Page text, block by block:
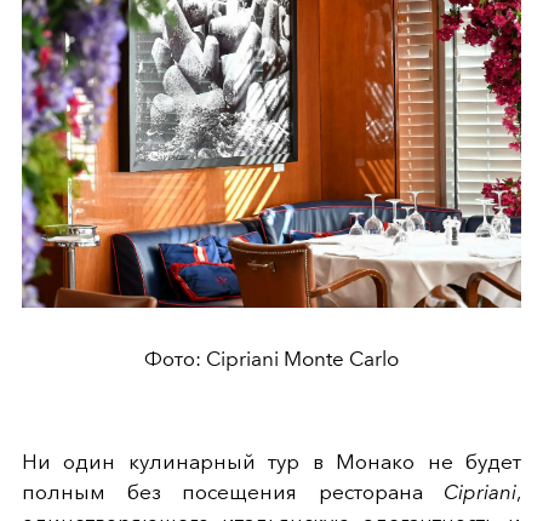
Фото: Cipriani Monte Carlo
Ни один кулинарный тур в Монако не будет
полным без посещения ресторана Cipriani,